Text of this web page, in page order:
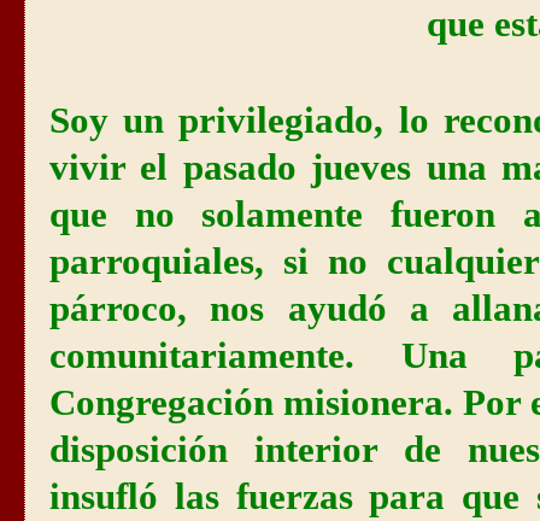
que
Soy un privilegiado, lo
vivir el pasado jueves una
que no solamente fueron
parroquiales, si no
párroco, nos ayudó a
comunitariamente. Una
Congregación misionera. Por
disposición interior de
insufló las fuerzas para que